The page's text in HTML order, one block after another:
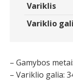
Variklis
Variklio
– Gamybos
– Variklio galia: